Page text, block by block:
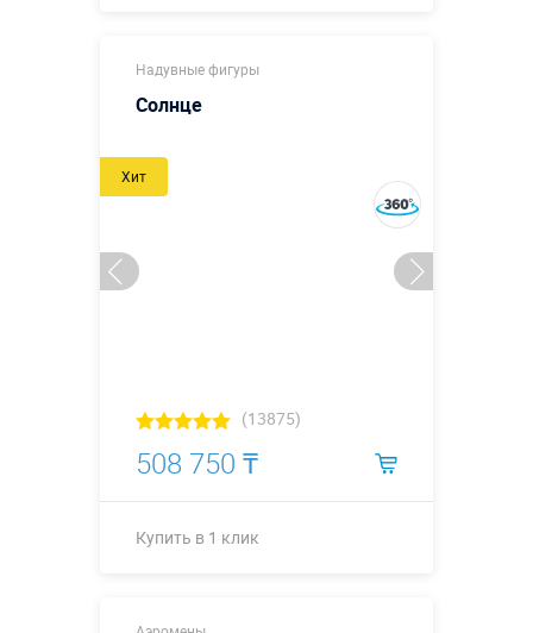
Надувные фигуры
Солнце
Хит
(13875)
508 750 ₸
Купить в 1 клик